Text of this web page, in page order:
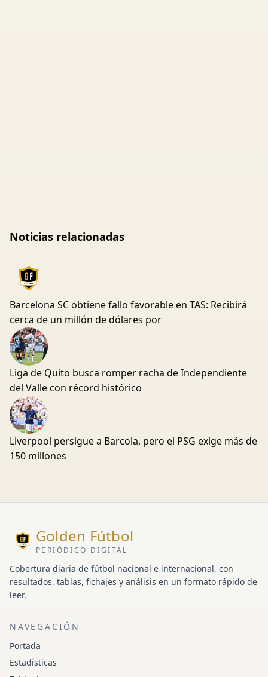
Noticias relacionadas
Barcelona SC obtiene fallo favorable en TAS: Recibirá
cerca de un millón de dólares por
Liga de Quito busca romper racha de Independiente
del Valle con récord histórico
Liverpool persigue a Barcola, pero el PSG exige más de
150 millones
Golden Fútbol
PERIÓDICO DIGITAL
Cobertura diaria de fútbol nacional e internacional, con
resultados, tablas, fichajes y análisis en un formato rápido de
leer.
NAVEGACIÓN
Portada
Estadísticas